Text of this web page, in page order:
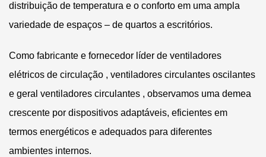
distribuição de temperatura e o conforto em uma ampla
variedade de espaços – de quartos a escritórios.
Como fabricante e fornecedor líder de ventiladores
elétricos de circulação , ventiladores circulantes oscilantes
e geral ventiladores circulantes , observamos uma demea
crescente por dispositivos adaptáveis, eficientes em
termos energéticos e adequados para diferentes
ambientes internos.